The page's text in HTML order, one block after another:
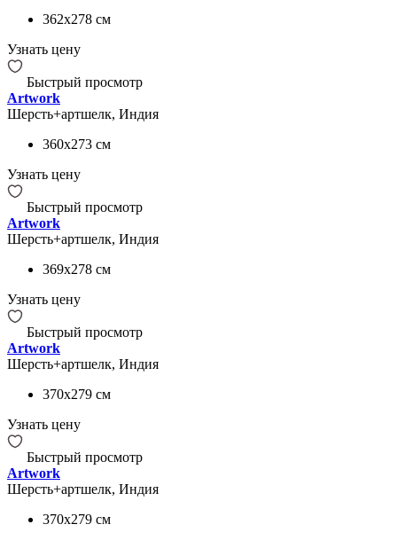
362x278 см
Узнать цену
Быстрый просмотр
Artwork
Шерсть+артшелк, Индия
360x273 см
Узнать цену
Быстрый просмотр
Artwork
Шерсть+артшелк, Индия
369x278 см
Узнать цену
Быстрый просмотр
Artwork
Шерсть+артшелк, Индия
370x279 см
Узнать цену
Быстрый просмотр
Artwork
Шерсть+артшелк, Индия
370x279 см